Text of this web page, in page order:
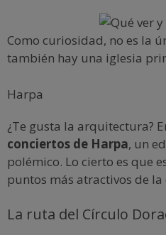
Como curiosidad, no es la
también hay una iglesia
Harpa
¿Te gusta la arquitectura?
conciertos de Harpa, un
polémico. Lo cierto es que
puntos más atractivos de
La ruta del Círculo